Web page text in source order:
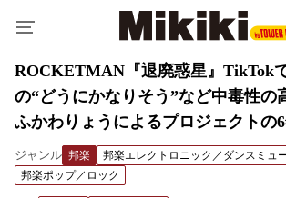
ROCKETMAN『退廃惑星』TikTok
の“どうにかなりそう”など中毒性
ふかわりょうによるプロジェクトの
ジャンル 邦楽
邦楽エレクトロニック／ダンスミュ
邦楽ポップ／ロック